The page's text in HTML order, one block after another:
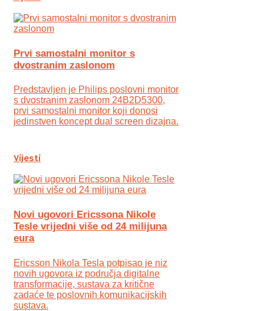
Prvi samostalni monitor s
dvostranim zaslonom
Predstavljen je Philips poslovni monitor
s dvostranim zaslonom 24B2D5300,
prvi samostalni monitor koji donosi
jedinstven koncept dual screen dizajna.
Vijesti
Novi ugovori Ericssona Nikole
Tesle vrijedni više od 24 milijuna
eura
Ericsson Nikola Tesla potpisao je niz
novih ugovora iz područja digitalne
transformacije, sustava za kritične
zadaće te poslovnih komunikacijskih
sustava.